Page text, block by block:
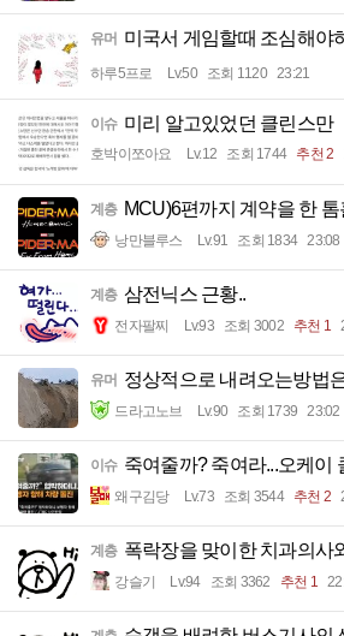
유머 미국서 게임할때 조심해야
하루5프로 Lv.50 조회 1120 23:21
이슈 미리 알고있었던 클린스만
호박이쪼아요 Lv.12 조회 1744 추천 2
계층 MCU)6편까지 계약을 한 톰
낭만블루스 Lv.91 조회 1834 23:08
계층 삼전닉스 근황..
전자팔찌 Lv.93 조회 3002 추천 1
유머 정상적으로 내려오는방법
드라고노브 Lv.90 조회 1739 23:02
이슈 죽여줄까? 죽여라...오케이
왜구김당 Lv.73 조회 3544 추천 2
계층 폭락장을 맞이한 치과의사
강슬기 Lv.94 조회 3362 추천 1